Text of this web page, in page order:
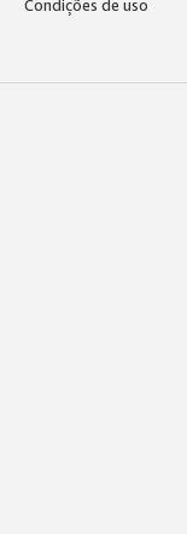
Condições de uso